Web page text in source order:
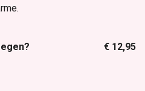
€ 12,95